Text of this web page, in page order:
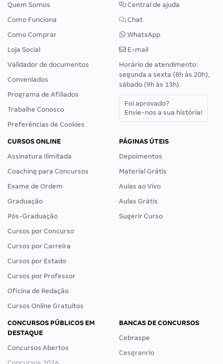
Quem Somos
Como Funciona
Como Comprar
Loja Social
Validador de documentos
Conveniados
Programa de Afiliados
Trabalhe Conosco
Preferências de Cookies
Central de ajuda
Chat
WhatsApp
E-mail
Horário de atendimento:
segunda a sexta (8h às 20h),
sábado (9h às 13h).
Foi aprovado?
Envie-nos a sua história!
CURSOS ONLINE
Assinatura Ilimitada
Coaching para Concursos
Exame de Ordem
Graduação
Pós-Graduação
Cursos por Concurso
Cursos por Carreira
Cursos por Estado
Cursos por Professor
Oficina de Redação
Cursos Online Gratuitos
PÁGINAS ÚTEIS
Depoimentos
Material Grátis
Aulas ao Vivo
Aulas Grátis
Sugerir Curso
CONCURSOS PÚBLICOS EM
DESTAQUE
Concursos Abertos
BANCAS DE CONCURSOS
Cebraspe
Cesgranrio